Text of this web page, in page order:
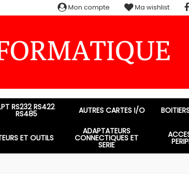
RS232 RS422
RS485 AUTRES CARTES I/O
ET OUTILS
ADAPTATEURS
CONNECTIQUES ET
SERIE
Mon compte Ma wishlist